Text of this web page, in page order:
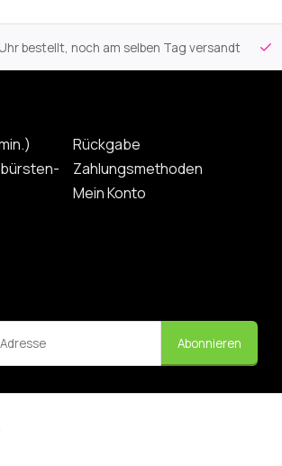
bestellt, noch am selben Tag versandt
Rückgabe
Zahlungsmethoden
Mein Konto
Abonnieren